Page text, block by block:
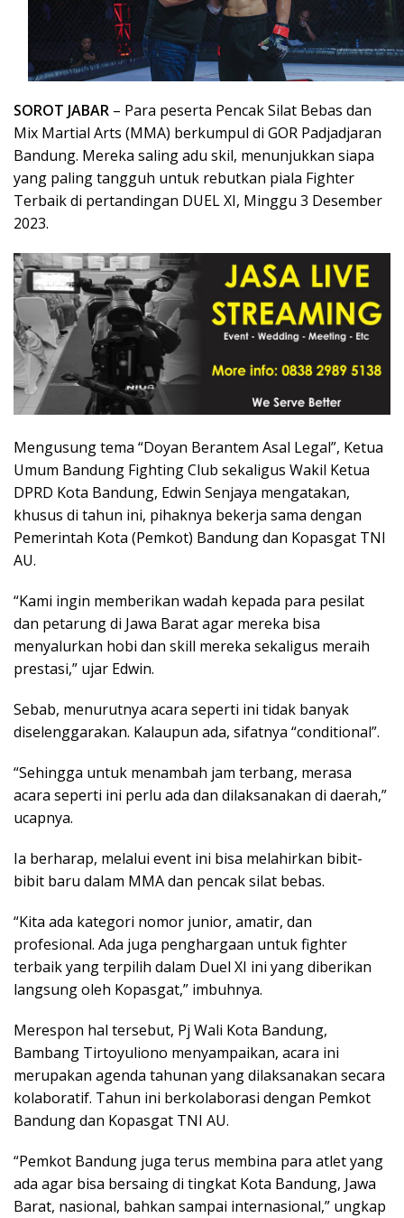
SOROT JABAR – Para peserta Pencak Silat Bebas dan
Mix Martial Arts (MMA) berkumpul di GOR Padjadjaran
Bandung. Mereka saling adu skil, menunjukkan siapa
yang paling tangguh untuk rebutkan piala Fighter
Terbaik di pertandingan DUEL XI, Minggu 3 Desember
2023.
Mengusung tema “Doyan Berantem Asal Legal”, Ketua
Umum Bandung Fighting Club sekaligus Wakil Ketua
DPRD Kota Bandung, Edwin Senjaya mengatakan,
khusus di tahun ini, pihaknya bekerja sama dengan
Pemerintah Kota (Pemkot) Bandung dan Kopasgat TNI
AU.
“Kami ingin memberikan wadah kepada para pesilat
dan petarung di Jawa Barat agar mereka bisa
menyalurkan hobi dan skill mereka sekaligus meraih
prestasi,” ujar Edwin.
Sebab, menurutnya acara seperti ini tidak banyak
diselenggarakan. Kalaupun ada, sifatnya “conditional”.
“Sehingga untuk menambah jam terbang, merasa
acara seperti ini perlu ada dan dilaksanakan di daerah,”
ucapnya.
Ia berharap, melalui event ini bisa melahirkan bibit-
bibit baru dalam MMA dan pencak silat bebas.
“Kita ada kategori nomor junior, amatir, dan
profesional. Ada juga penghargaan untuk fighter
terbaik yang terpilih dalam Duel XI ini yang diberikan
langsung oleh Kopasgat,” imbuhnya.
Merespon hal tersebut, Pj Wali Kota Bandung,
Bambang Tirtoyuliono menyampaikan, acara ini
merupakan agenda tahunan yang dilaksanakan secara
kolaboratif. Tahun ini berkolaborasi dengan Pemkot
Bandung dan Kopasgat TNI AU.
“Pemkot Bandung juga terus membina para atlet yang
ada agar bisa bersaing di tingkat Kota Bandung, Jawa
Barat, nasional, bahkan sampai internasional,” ungkap